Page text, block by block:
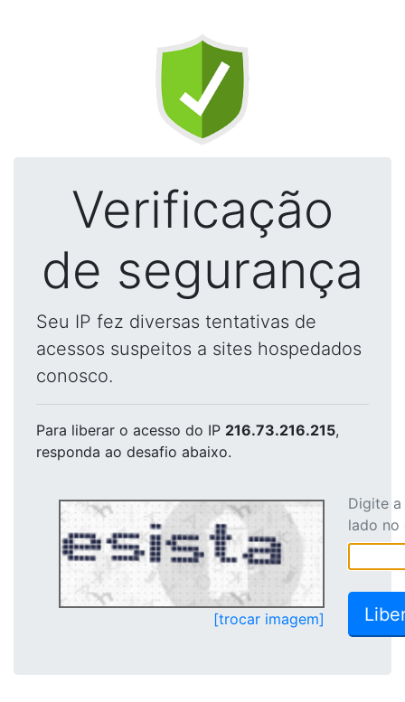
Verificação
de segurança
Seu IP fez diversas tentativas de
acessos suspeitos a sites hospedados
conosco.
Para liberar o acesso do IP 216.73.216.215,
responda ao desafio abaixo.
[trocar imagem]
Digite
lado no